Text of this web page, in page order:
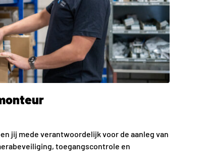
jij mede verantwoordelijk voor de aanleg van
toegangscontrole en